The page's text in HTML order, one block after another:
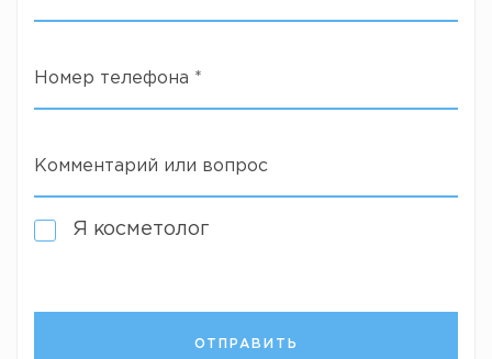
Номер телефона *
Комментарий или вопрос
Я косметолог